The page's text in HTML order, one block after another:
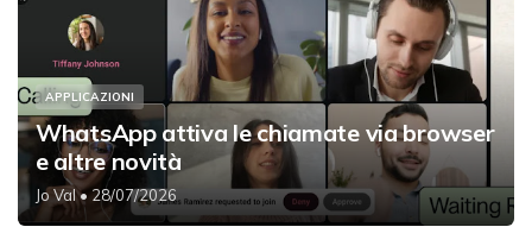
APPLICAZIONI
WhatsApp attiva le chiamate via browser
e altre novità
Jo Val• 28/07/2026